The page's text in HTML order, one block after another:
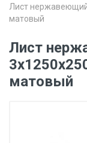
Лист
матовый
Лист
матовый